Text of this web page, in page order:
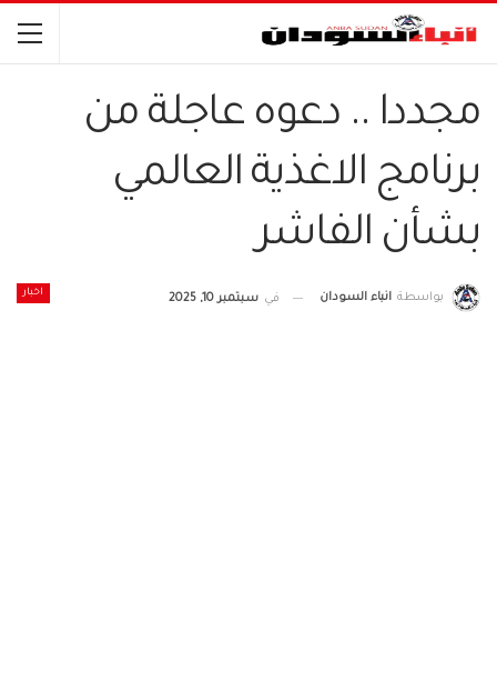
مجددا .. دعوه عاجلة من
برنامج الاغذية العالمي
بشأن الفاشر
اخبار بواسطة انباء السودان في سبتمبر 10, 2025